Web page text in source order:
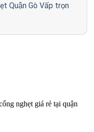
Quận Gò Vấp trọn